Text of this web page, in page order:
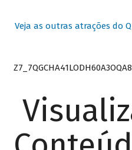
Veja as outras atrações do